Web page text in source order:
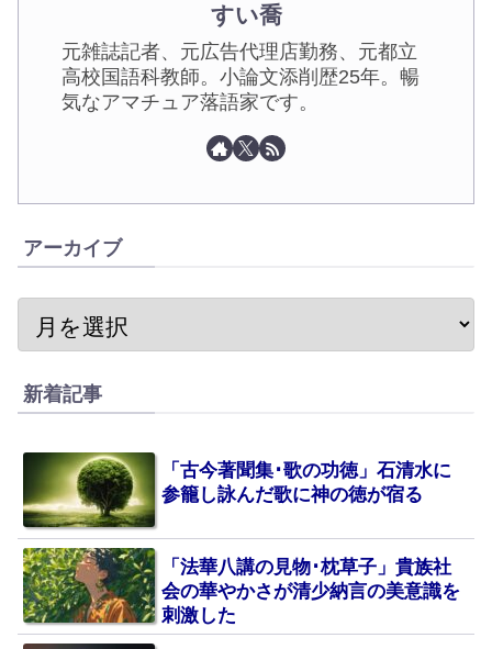
すい喬
元雑誌記者、元広告代理店勤務、元都立
高校国語科教師。小論文添削歴25年。暢
気なアマチュア落語家です。
アーカイブ
新着記事
「古今著聞集･歌の功徳」石清水に
参籠し詠んだ歌に神の徳が宿る
「法華八講の見物･枕草子」貴族社
会の華やかさが清少納言の美意識を
刺激した